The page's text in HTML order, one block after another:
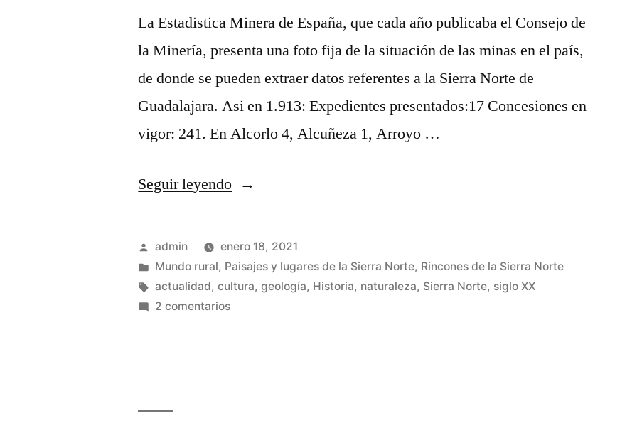
La Estadistica Minera de España, que cada año publicaba el Consejo de
la Minería, presenta una foto fija de la situación de las minas en el país,
de donde se pueden extraer datos referentes a la Sierra Norte de
Guadalajara. Asi en 1.913: Expedientes presentados:17 Concesiones en
vigor: 241. En Alcorlo 4, Alcuñeza 1, Arroyo …
Seguir leyendo«La
en
la
Sierra
Publicado
por
admin
enero 18, 2021
Publicado
en
Mundo rural, Paisajes y lugares de la Sierra Norte, Rincones de la Sierra Norte
Etiquetas:
actualidad,cultura,geología, Historia, naturaleza, Sierra Norte, siglo XX
2 comentariosen